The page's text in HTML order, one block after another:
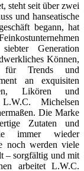
steht seit über zwei
und hanseatische
begann, hat
Generation
Können,
für Trends und
an exquisiten
Likören und
Michelsen
Die Marke
Zutaten und
immer wieder
noch werden viele
– sorgfältig und mit
arbeitet L.W.C.